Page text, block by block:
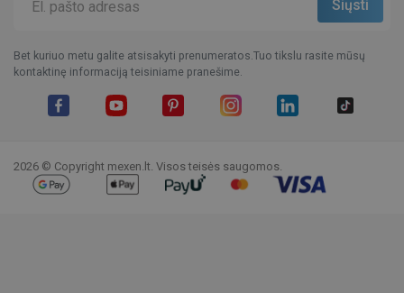
Bet kuriuo metu galite atsisakyti prenumeratos.Tuo tikslu rasite mūsų
kontaktinę informaciją teisiniame pranešime.
2026 © Copyright mexen.lt. Visos teisės saugomos.